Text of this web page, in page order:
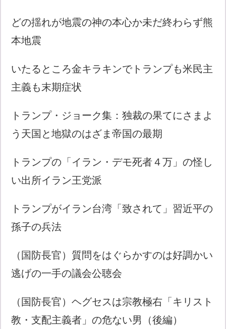
どの揺れが地震の神の本心か未だ終わらず熊
本地震
いたるところ金キラキンでトランプも米民主
主義も末期症状
トランプ・ジョーク集：独裁の果てにさまよ
う天国と地獄のはざま帝国の最期
トランプの「イラン・デモ死者４万」の怪し
い出所イラン王党派
トランプがイラン台湾「致されて」習近平の
孫子の兵法
（国防長官）質問をはぐらかすのは好調かい
逃げの一手の議会公聴会
（国防長官）ヘグセスは宗教極右「キリスト
教・支配主義者」の危ない男（後編）